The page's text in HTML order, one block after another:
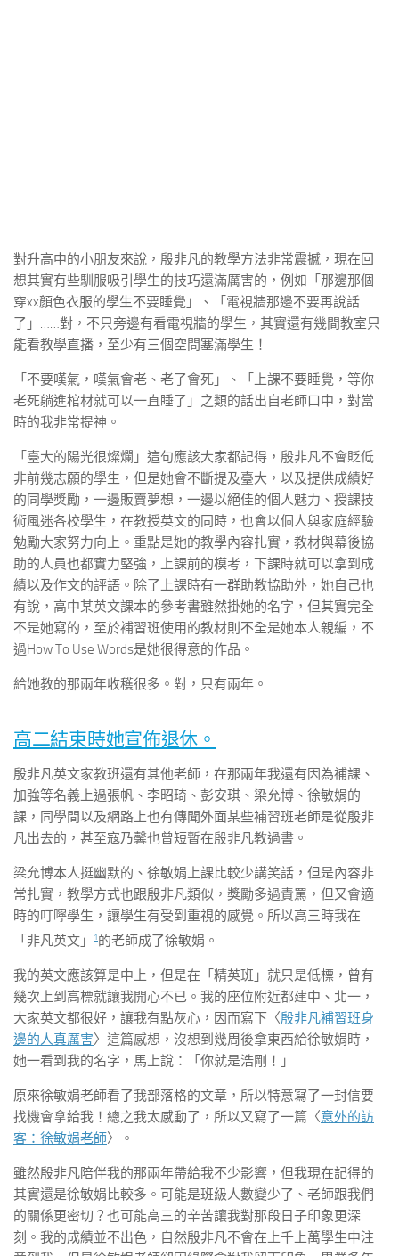
對升高中的小朋友來說，殷非凡的教學方法非常震撼，現在回
想其實有些馴服吸引學生的技巧還滿厲害的，例如「那邊那個
穿xx顏色衣服的學生不要睡覺」、「電視牆那邊不要再說話
了」……對，不只旁邊有看電視牆的學生，其實還有幾間教室只
能看教學直播，至少有三個空間塞滿學生！
「不要嘆氣，嘆氣會老、老了會死」、「上課不要睡覺，等你
老死躺進棺材就可以一直睡了」之類的話出自老師口中，對當
時的我非常提神。
「臺大的陽光很燦爛」這句應該大家都記得，殷非凡不會貶低
非前幾志願的學生，但是她會不斷提及臺大，以及提供成績好
的同學獎勵，一邊販賣夢想，一邊以絕佳的個人魅力、授課技
術風迷各校學生，在教授英文的同時，也會以個人與家庭經驗
勉勵大家努力向上。重點是她的教學內容扎實，教材與幕後協
助的人員也都實力堅強，上課前的模考，下課時就可以拿到成
績以及作文的評語。除了上課時有一群助教協助外，她自己也
有說，高中某英文課本的參考書雖然掛她的名字，但其實完全
不是她寫的，至於補習班使用的教材則不全是她本人親編，不
過How To Use Words是她很得意的作品。
給她教的那兩年收穫很多。對，只有兩年。
高二結束時她宣佈退休。
殷非凡英文家教班還有其他老師，在那兩年我還有因為補課、
加強等名義上過張帆、李昭琦、彭安琪、梁允博、徐敏娟的
課，同學間以及網路上也有傳聞外面某些補習班老師是從殷非
凡出去的，甚至寇乃馨也曾短暫在殷非凡教過書。
梁允博本人挺幽默的、徐敏娟上課比較少講笑話，但是內容非
常扎實，教學方式也跟殷非凡類似，獎勵多過責罵，但又會適
時的叮嚀學生，讓學生有受到重視的感覺。所以高三時我在
「非凡英文」
1的老師成了徐敏娟。
我的英文應該算是中上，但是在「精英班」就只是低標，曾有
幾次上到高標就讓我開心不已。我的座位附近都建中、北一，
大家英文都很好，讓我有點灰心，因而寫下〈殷非凡補習班身
邊的人真厲害〉這篇感想，沒想到幾周後拿東西給徐敏娟時，
她一看到我的名字，馬上說：「你就是浩剛！」
原來徐敏娟老師看了我部落格的文章，所以特意寫了一封信要
找機會拿給我！總之我太感動了，所以又寫了一篇〈意外的訪
客：徐敏娟老師〉。
雖然殷非凡陪伴我的那兩年帶給我不少影響，但我現在記得的
其實還是徐敏娟比較多。可能是班級人數變少了、老師跟我們
的關係更密切？也可能高三的辛苦讓我對那段日子印象更深
刻。我的成績並不出色，自然殷非凡不會在上千上萬學生中注